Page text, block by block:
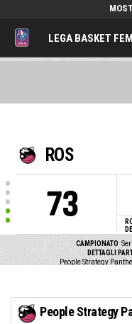
LEGA BASKET
ROS
73
CAMPIONATO
DETTAGLI
People Strategy
People Strategy